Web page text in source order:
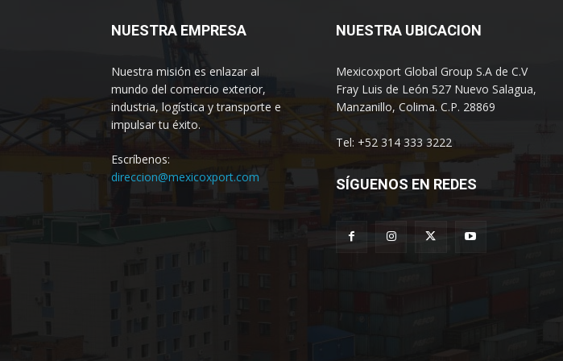
NUESTRA EMPRESA
Nuestra misión es enlazar al
mundo del comercio exterior,
industria, logística y transporte e
impulsar tu éxito.
Escríbenos:
direccion@mexicoxport.com
NUESTRA UBICACION
Mexicoxport Global Group S.A de C.V
Fray Luis de León 527 Nuevo Salagua,
Manzanillo, Colima. C.P. 28869
Tel: +52 314 333 3222
SÍGUENOS EN REDES